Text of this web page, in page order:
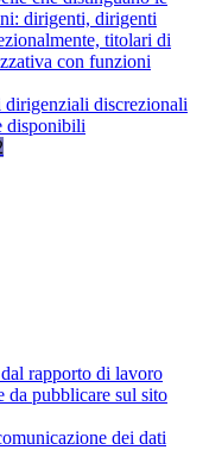
dirigenti, dirigenti
titolari di
con funzioni
discrezionali
disponibili
rapporto di lavoro
da pubblicare sul sito
dei dati